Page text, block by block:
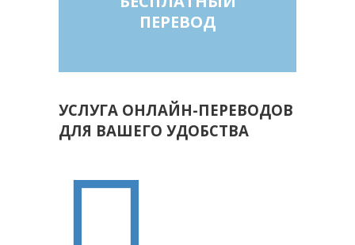
ПЕРЕВОД
УСЛУГА ОНЛАЙН-ПЕРЕВОДОВ
ДЛЯ ВАШЕГО УДОБСТВА